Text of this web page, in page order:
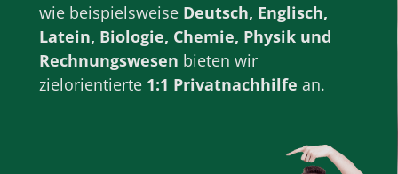
wie beispielsweise Deutsch, Englisch,
Latein, Biologie, Chemie, Physik und
Rechnungswesen bieten wir
zielorientierte 1:1 Privatnachhilfe an.